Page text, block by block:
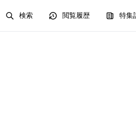
検索 閲覧履歴 特集